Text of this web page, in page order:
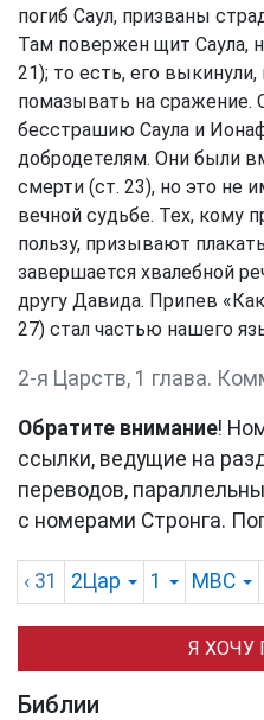
погиб Саул, призваны
Там повержен щит Саула,
21); то есть, его
помазывать на сражение.
бесстрашию Саула и
добродетелям. Они были
смерти (ст. 23), но это не
вечной судьбе. Тех, кому
пользу, призывают
завершается хвалебной
другу Давида. Припев
27) стал частью нашего
2-я Царств, 1 глава.
Обратите внимание!
ссылки, ведущие на
переводов,
с номерами Стронга.
‹ 31 2Цар 1 MBC
Я ХОЧУ
Библии